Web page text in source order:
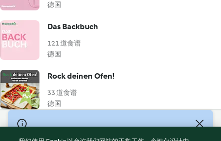
德国
Das Backbuch
121 道食谱
德国
Rock deinen Ofen!
33 道食谱
德国
© Copyright 2021-2023 福维克信息科技(上海)有限公司 版权所有
2026